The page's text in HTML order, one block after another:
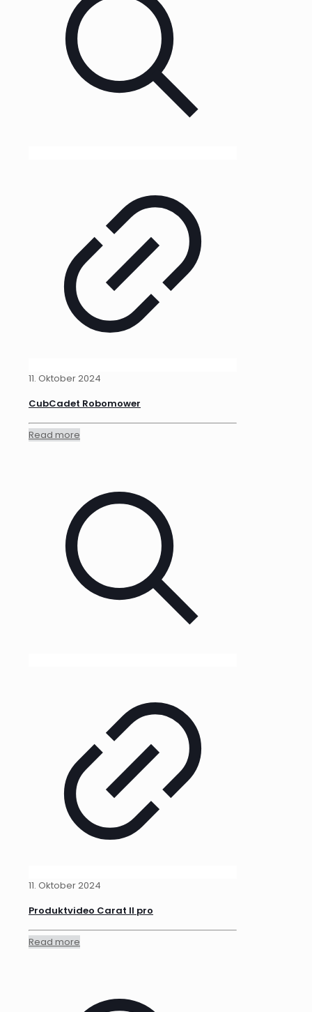
11. Oktober 2024
CubCadet Robomower
Read more
11. Oktober 2024
Produktvideo Carat II pro
Read more